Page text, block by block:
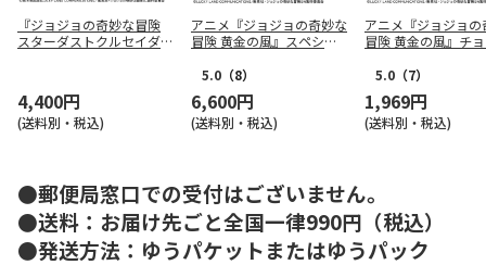
『ジョジョの奇妙な冒険
スターダストクルセイダー
4,400円
(送料別・税込)
アニメ『ジョジョの奇妙な
冒険 黄金の風』スペシャ
5.0 （8）
6,600円
(送料別・税込)
アニメ『ジョジョの
冒険 黄金の風』チ
ーホルダー
5.0 （7）
1,969円
(送料別・税込)
●郵便局窓口での受付はございません。
●送料：お届け先ごと全国一律990円（税込）
●発送方法：ゆうパケットまたはゆうパック